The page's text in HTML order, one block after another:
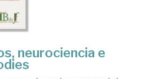
neurociencia e